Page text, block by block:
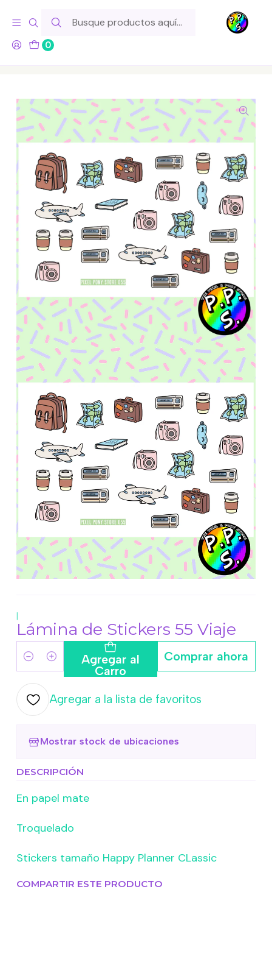
0
Hola! Si tu pedido incluye productos de fabricación propia,
ten en cuenta este tiempo para el despacho
Inicio Lo Hacemos Nosotros
|
Lámina de Stickers 55 Viaje
Cantidad Agregar al
Carro
Comprar ahora
Agregar a la lista de favoritos
Mostrar stock de ubicaciones
DESCRIPCIÓN
En papel mate
Troquelado
Stickers tamaño Happy Planner CLassic
COMPARTIR ESTE PRODUCTO